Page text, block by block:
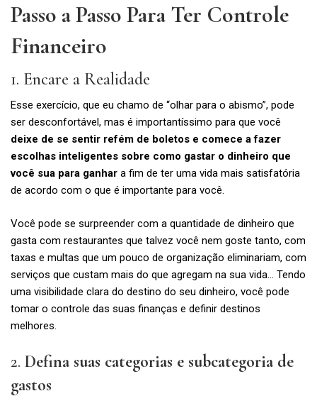
Passo a Passo Para Ter Controle
Financeiro
1. Encare a Realidade
Esse exercício, que eu chamo de “olhar para o abismo”, pode
ser desconfortável, mas é importantíssimo para que você
deixe de se sentir refém de boletos e comece a fazer
escolhas inteligentes sobre como gastar o dinheiro que
você sua para ganhar a fim de ter uma vida mais satisfatória
de acordo com o que é importante para você.
Você pode se surpreender com a quantidade de dinheiro que
gasta com restaurantes que talvez você nem goste tanto, com
taxas e multas que um pouco de organização eliminariam, com
serviços que custam mais do que agregam na sua vida… Tendo
uma visibilidade clara do destino do seu dinheiro, você pode
tomar o controle das suas finanças e definir destinos
melhores.
2. Defina suas categorias e subcategoria de
gastos